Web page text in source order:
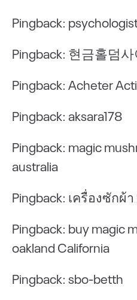
Pingback:
Pingback: 현금홀덤사
Pingback: Acheter
Pingback: aksara178
Pingback: magic
australia
Pingback: เครื่องซักผ้
Pingback: buy magic
oakland California
Pingback: sbo-betth